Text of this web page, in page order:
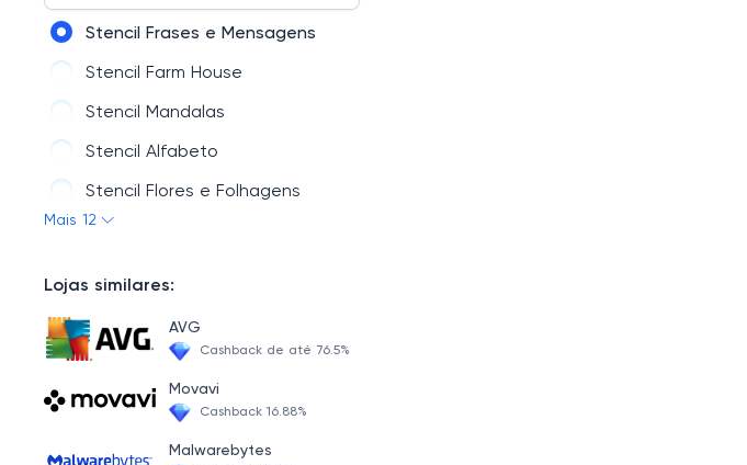
Arte em Madeira
Stencil Frases e Mensagens
Stencil Farm House
Stencil Mandalas
Stencil Alfabeto
Stencil Flores e Folhagens
Stencil Animais
Stencil Alimentos
Mais 12
Lojas similares:
AVG
Cashback de até 76.5%
Movavi
Cashback 16.88%
Malwarebytes